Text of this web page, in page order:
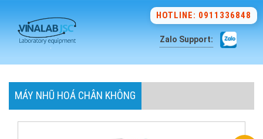
HOTLINE: 0911336848
Zalo Support:
MÁY NHŨ HOÁ CHÂN KHÔNG